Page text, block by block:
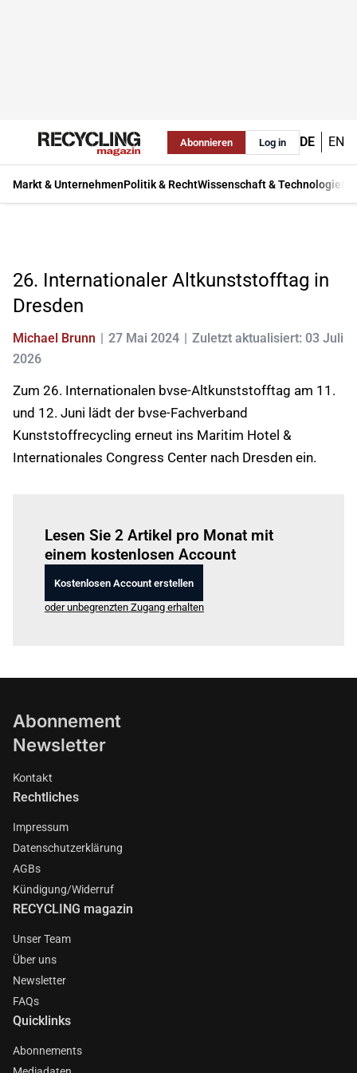
Abonnieren Log in DE EN
Markt & UnternehmenPolitik & RechtWissenschaft & Technologie
26. Internationaler Altkunststofftag in
Dresden
Michael Brunn 27 Mai 2024
Zuletzt aktualisiert: 03 Juli
2026
Zum 26. Internationalen bvse-Altkunststofftag am 11.
und 12. Juni lädt der bvse-Fachverband
Kunststoffrecycling erneut ins Maritim Hotel &
Internationales Congress Center nach Dresden ein.
Lesen Sie 2 Artikel pro Monat mit
einem kostenlosen Account
Kostenlosen Account erstellen
oder unbegrenzten Zugang erhalten
Abonnement
Newsletter
Kontakt
Rechtliches
Impressum
Datenschutzerklärung
AGBs
Kündigung/Widerruf
RECYCLING magazin
Unser Team
Über uns
Newsletter
FAQs
Quicklinks
Abonnements